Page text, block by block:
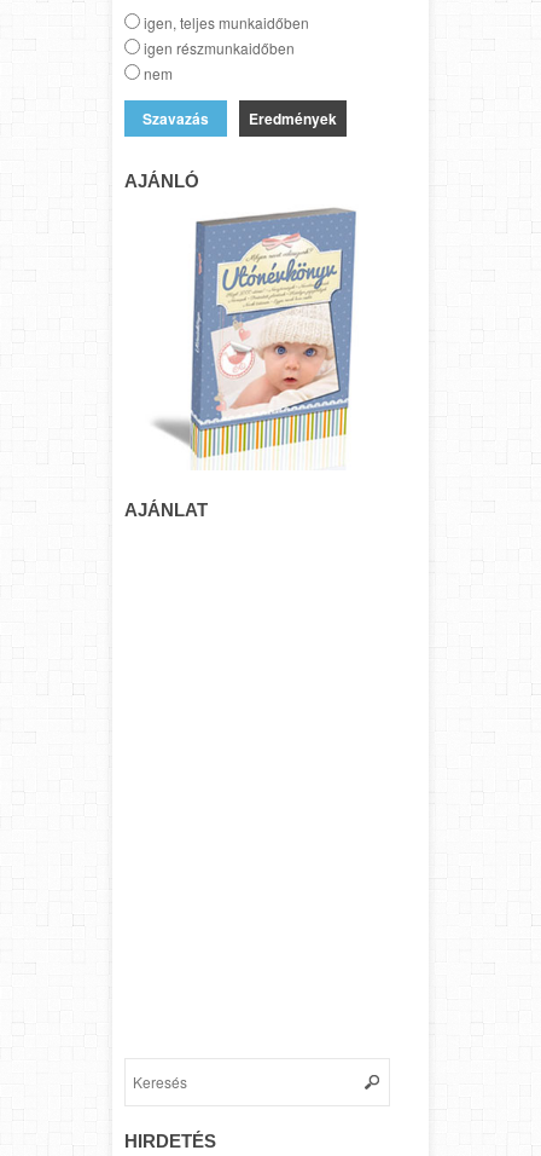
igen, teljes munkaidőben
igen részmunkaidőben
nem
Eredmények
AJÁNLÓ
AJÁNLAT
HIRDETÉS